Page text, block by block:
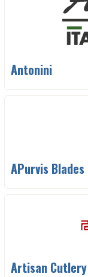
Antonini
APurvis Blades
Artisan Cutlery